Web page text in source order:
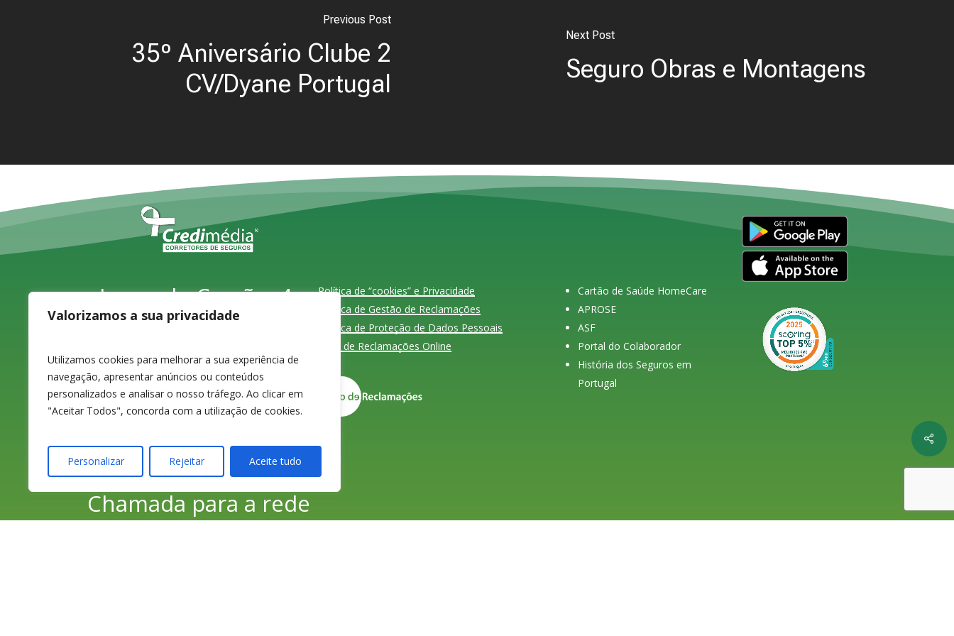
Valorizamos a sua privacidade
Utilizamos cookies para melhorar a sua experiência de
navegação, apresentar anúncios ou conteúdos
personalizados e analisar o nosso tráfego. Ao clicar em
"Aceitar Todos", concorda com a utilização de cookies.
Personalizar Rejeitar Aceite tudo
Previous Post
35º Aniversário Clube 2
CV/Dyane Portugal
Next Post
Seguro Obras e Montagens
Largo do Carvão, 4,
1ºD
3080-070 Figueira da
Foz
233 420 141 / 233 425
974
Chamada para a rede
Política de “cookies” e Privacidade
Política de Gestão de Reclamações
Política de Proteção de Dados Pessoais
Livro de Reclamações Online
Cartão de Saúde HomeCare
APROSE
ASF
Portal do Colaborador
História dos Seguros em
Portugal
Share